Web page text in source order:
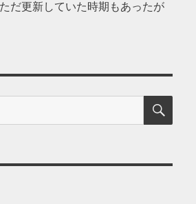
だ更新していた時期もあったが
検